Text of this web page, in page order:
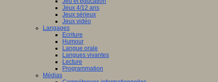
Jeux 4/12 ans
Jeux sérieux
Jeux vidéo
Langages
Ecriture
Humour
Langue orale
Langues vivantes
Lecture
Programmation
Médias